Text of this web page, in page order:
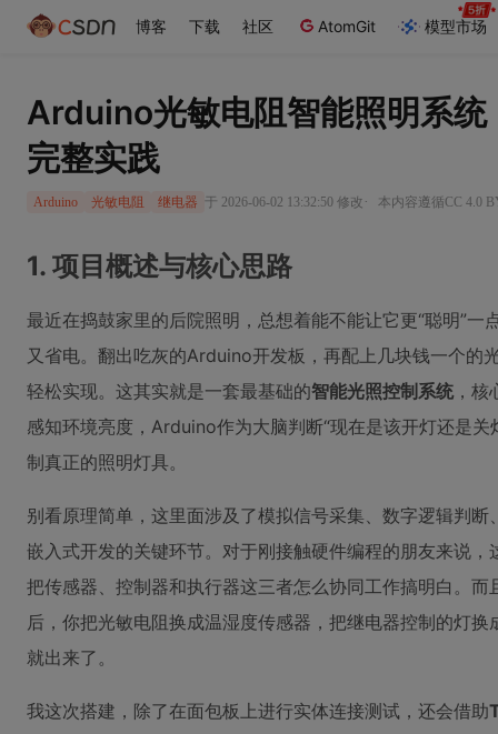
博客 下载 社区 AtomGit 模型市场
Arduino光敏电阻智能照明系统
完整实践
Arduino 光敏电阻 继电器 于 2026-06-02 13:32:50 修改 · 本内容遵循CC 4.0
1. 项目概述与核心思路
最近在捣鼓家里的后院照明，总想着能不能让它更“聪明”
又省电。翻出吃灰的Arduino开发板，再配上几块钱一个的
轻松实现。这其实就是一套最基础的智能光照控制系统，核
感知环境亮度，Arduino作为大脑判断“现在是该开灯还是关
制真正的照明灯具。
别看原理简单，这里面涉及了模拟信号采集、数字逻辑判
嵌入式开发的关键环节。对于刚接触硬件编程的朋友来说
把传感器、控制器和执行器这三者怎么协同工作搞明白。
后，你把光敏电阻换成温湿度传感器，把继电器控制的灯
就出来了。
我这次搭建，除了在面包板上进行实体连接测试，还会借助